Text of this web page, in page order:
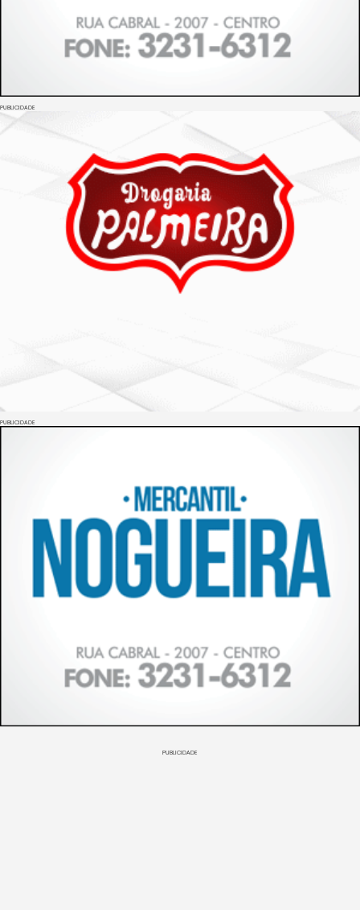
PUBLICIDADE
PUBLICIDADE
PUBLICIDADE